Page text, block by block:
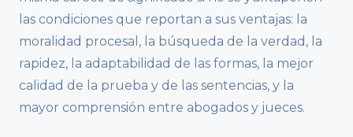
las condiciones que reportan a sus ventajas: la
moralidad procesal, la búsqueda de la verdad, la
rapidez, la adaptabilidad de las formas, la mejor
calidad de la prueba y de las sentencias, y la
mayor comprensión entre abogados y jueces.